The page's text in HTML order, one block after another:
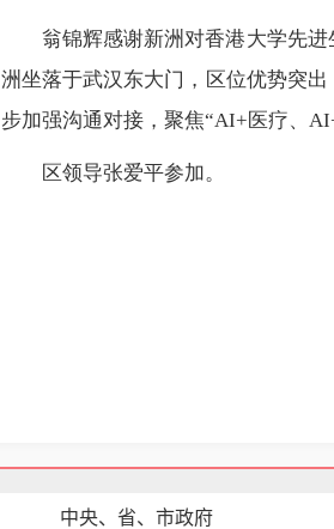
翁锦辉感谢新洲对香港大学先
洲坐落于武汉东大门，区位优势突
步加强沟通对接，聚焦“AI+医疗、
区领导张爱平参加。
中央、省、市政府